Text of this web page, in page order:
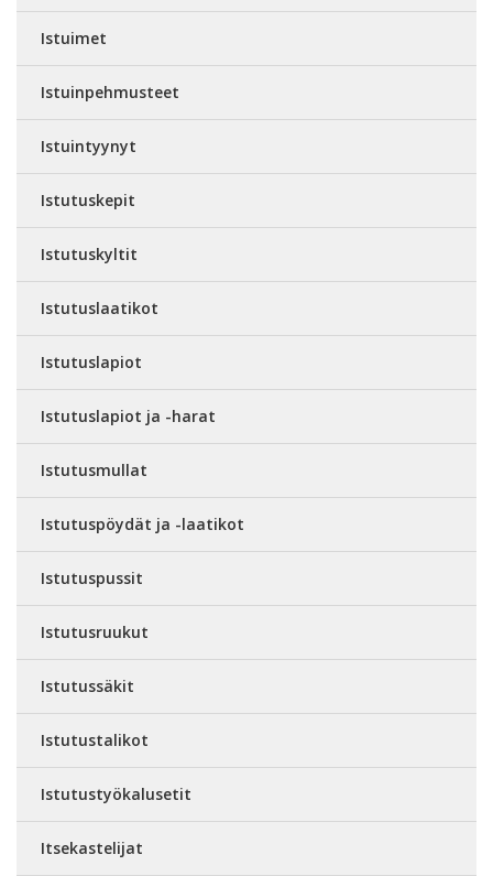
Istuimet
Istuinpehmusteet
Istuintyynyt
Istutuskepit
Istutuskyltit
Istutuslaatikot
Istutuslapiot
Istutuslapiot ja -harat
Istutusmullat
Istutuspöydät ja -laatikot
Istutuspussit
Istutusruukut
Istutussäkit
Istutustalikot
Istutustyökalusetit
Itsekastelijat